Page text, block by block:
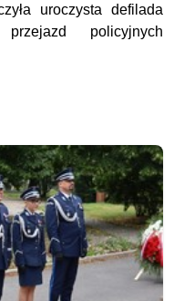
uroczysta defilada
policyjnych